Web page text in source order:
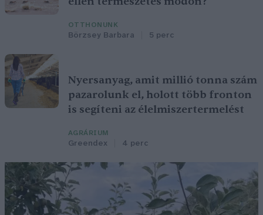
OTTHONUNK
Börzsey Barbara 5 perc
Nyersanyag, amit millió tonna szám
pazarolunk el, holott több fronton
is segíteni az élelmiszertermelést
AGRÁRIUM
Greendex 4 perc